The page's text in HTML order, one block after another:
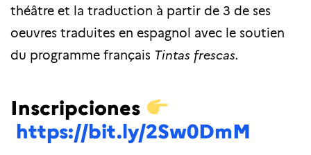
théâtre et la traduction à partir de 3 de ses
oeuvres traduites en espagnol avec le soutien
du programme français Tintas frescas.
Inscripciones
https://bit.ly/2Sw0DmM